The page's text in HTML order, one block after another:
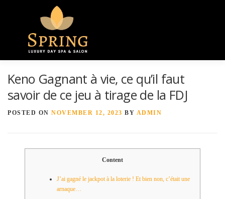
HOME ABOUT US GALLERY
Keno Gagnant à vie, ce qu’il faut
savoir de ce jeu à tirage de la FDJ
POSTED ON NOVEMBER 12, 2023 BY ADMIN
Content
J’ai gagné le jackpot à la loterie ! Et bien non, c’était une
arnaque…